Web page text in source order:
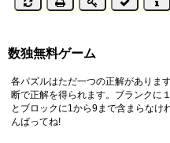
数独無料ゲーム
各パズルはただ一つの正解がありま
断で正解を得られます。ブランクに
とブロックに1から9まで含まらなけ
んばってね!